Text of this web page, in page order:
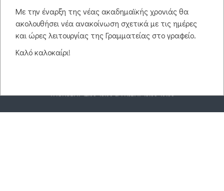
© 2026 INTERSTATE, INTER-INSTITUTIONAL, INTERDEPARTMENTAL
POSTGRADUATE PROGRAMME
CONTACT INFORMATION:
THURSDAY 12:00-15:00 & FRIDAY 16:00-19:00
Με την έναρξη της νέας ακαδημαϊκής χρονιάς θα
ακολουθήσει νέα ανακοίνωση σχετικά με τις ημέρες
και ώρες λειτουργίας της Γραμματείας στο γραφείο.
Καλό καλοκαίρι!